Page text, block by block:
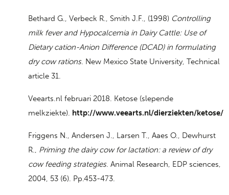
Bethard G., Verbeck R., Smith J.F., (1998) Controlling
milk fever and Hypocalcemia in Dairy Cattle: Use of
Dietary cation-Anion Difference (DCAD) in formulating
dry cow rations. New Mexico State University, Technical
article 31.
Veearts.nl februari 2018. Ketose (slepende
melkziekte). http://www.veearts.nl/dierziekten/ketose/
Friggens N., Andersen J., Larsen T., Aaes O., Dewhurst
R., Priming the dairy cow for lactation: a review of dry
cow feeding strategies. Animal Research, EDP sciences,
2004, 53 (6). Pp.453-473.